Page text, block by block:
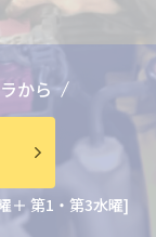
から
第1・第3水曜]